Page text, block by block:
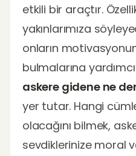
etkili bir araçtır.
yakınlarımıza
onların
bulmalarına
askere gidene ne
yer tutar. Hangi
olacağını bilmek,
sevdiklerinize moral